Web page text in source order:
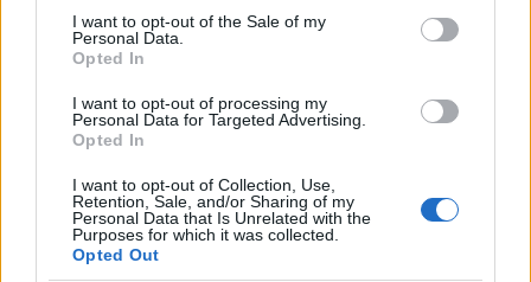
consent section.
I want to opt-out of the Sale of my
Personal Data.
Opted In
I want to opt-out of processing my
Personal Data for Targeted Advertising.
Opted In
I want to opt-out of Collection, Use,
Retention, Sale, and/or Sharing of my
Personal Data that Is Unrelated with the
Purposes for which it was collected.
Opted Out
että vesikeliin löydetään hyvät sukset. Joka
merkillä on hyviä suksia ja huonoja suksia.
löytämään parasta paria, Haavisto sanoi.
Kaksi päivää muutti näkemyksen
Ristiriitaiseksi Heikkisen perjantaisen
suksitilityksen teki se, että suksista haettiin